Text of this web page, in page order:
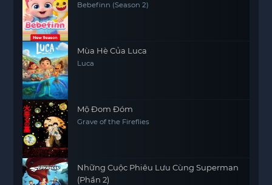
Bebefinn (Season 2)
Mùa Hè Của Luca
Luca
Mộ Đom Đóm
Grave of the Fireflies
Những Cuộc Phiêu Lưu Cùng Superman
(Phần 2)